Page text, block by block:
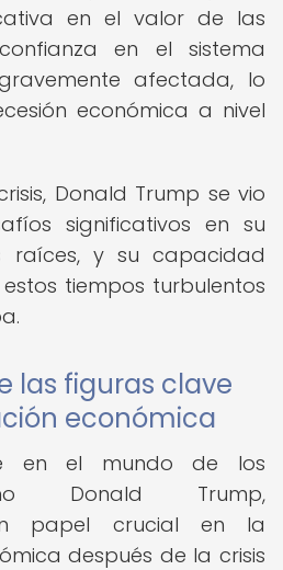
en el valor de las
en el sistema
afectada, lo
económica a nivel
Donald Trump se vio
significativos en su
raíces, y su capacidad
tiempos turbulentos
las figuras clave
económica
en el mundo de los
Donald Trump,
papel crucial en la
después de la crisis